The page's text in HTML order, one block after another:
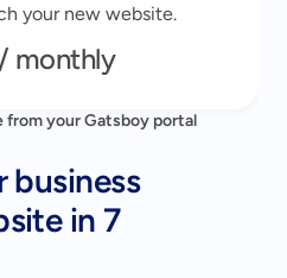
your new website.
/ monthly
from your Gatsboy portal
business
in 7